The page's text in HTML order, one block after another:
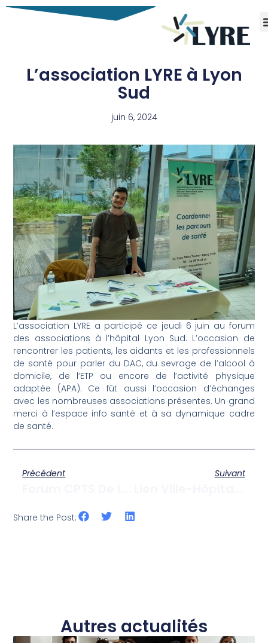
L’association LYRE à Lyon
Sud
juin 6, 2024
L’association LYRE a participé ce jeudi 6 juin au forum
des associations à l’hôpital Lyon Sud. L’occasion de
rencontrer les patients, les aidants et les professionnels
de santé pour parler du DAC, du sevrage de l’alcool à
domicile, de l’ETP ou encore de l’activité physique
adaptée (APA). Ce fût aussi l’occasion d’échanges
avec les nombreuses associations présentes. Un grand
merci à l’espace info santé et à sa dynamique cadre
de santé.
Précédent Suivant
Share the Post:
Autres actualités